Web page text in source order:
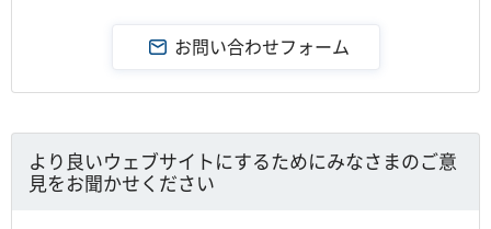
より良いウェブサイトにするためにみなさまのご意
見をお聞かせください